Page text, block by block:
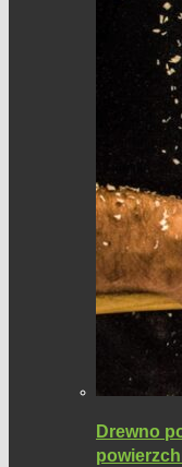
Drewno